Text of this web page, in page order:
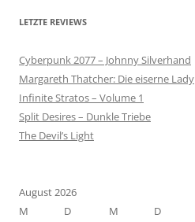
LETZTE REVIEWS
Cyberpunk 2077 – Johnny Silverhand
Margareth Thatcher: Die eiserne Lady
Infinite Stratos – Volume 1
Split Desires – Dunkle Triebe
The Devil’s Light
August 2026
M
D M D